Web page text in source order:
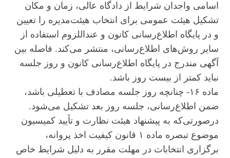
اسامی واجدان شرایط از دادگاه عالی، زمان و مکان
تشکیل هیئت عمومی برای انتخاب هیئت‌مدیره را تعیین
و در پایگاه اطلاع‌رسانی کانون و عنداللزوم استفاده از
سایر روش‌های اطلاع‌رسانی، منتشر می‌کند. فاصله بین
آگهی مندرج در پایگاه اطلاع‌رسانی کانون و روز جلسه
نباید کمتر از بیست روز باشد.
ماده ۱۶- چنانچه روز جلسه مصادف با تعطیلی باشد،
ضمن اطلاع‌رسانی، جلسه روز بعد تشکیل می‌شود.
درصورتی‌که به پیشنهاد هیئت نظارت و تأیید کمیسیون
موضوع تبصره ماده ۱ قانون کیفیت اخذ پروانه،
برگزاری انتخابات در مهلت مقرر به دلیل شرایط خاص